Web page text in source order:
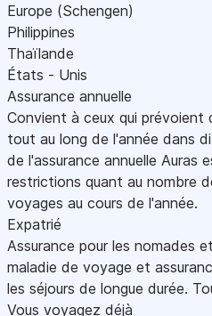
Europe (Schengen)
Philippines
Thaïlande
États - Unis
Assurance annuelle
Convient à ceux qui prévoient
tout au long de l'année dans
de l'assurance annuelle Auras
restrictions quant au nombre
voyages au cours de l'année.
Expatrié
Assurance pour les nomades
maladie de voyage et
les séjours de longue durée.
Vous voyagez déjà